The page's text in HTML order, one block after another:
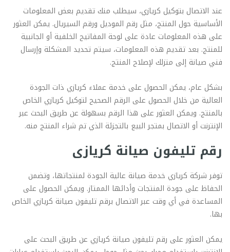
عند الاتصال بتوكيل كريازي، سيطلب منك تقديم بعض المعلومات
الأساسية حول المنتج، مثل رقم الموديل ورقم السيريال. يمكن العثور
على هذه المعلومات عادة على لوحة المفاتيح الخلفية أو الجانبية
للمنتج. بعد تقديم هذه المعلومات، سيتم تحديد المشكلة وإرسال
فني صيانة إلى منزلك لإصلاح المنتج.
بشكل عام، يمكن الحصول على خدمة عملاء كريازي ذات الجودة
العالية من خلال الحصول على الرقم الصحيح لتوكيل كريازي الخاص
بالمنتج. ويمكن العثور على هذا الرقم بسهولة عن طريق البحث عبر
الإنترنت أو الاتصال بمتجر البيع بالتجزئة الذي تم شراء المنتج منه.
رقم تليفون صيانة كريازى
توفر شركة كريازي خدمة صيانة عالية الجودة لمنتجاتها، وتضمن
الحفاظ على جودة المنتجات وأدائها الممتاز. ويمكن الحصول على
المساعدة في أي وقت عبر الاتصال برقم تليفون صيانة كريازي الخاص
بها.
يمكن العثور على رقم تليفون صيانة كريازي عن طريق البحث على